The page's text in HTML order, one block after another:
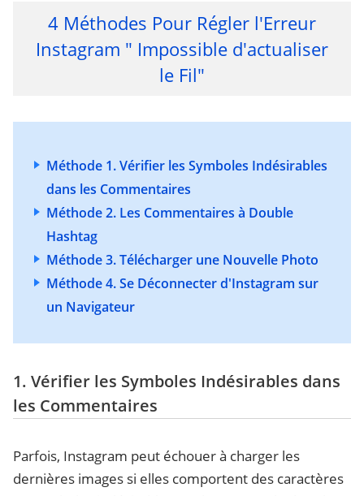
4 Méthodes Pour Régler l'Erreur
Instagram " Impossible d'actualiser
le Fil"
Méthode 1. Vérifier les Symboles Indésirables
dans les Commentaires
Méthode 2. Les Commentaires à Double
Hashtag
Méthode 3. Télécharger une Nouvelle Photo
Méthode 4. Se Déconnecter d'Instagram sur
un Navigateur
1. Vérifier les Symboles Indésirables dans
les Commentaires
Parfois, Instagram peut échouer à charger les
dernières images si elles comportent des caractères